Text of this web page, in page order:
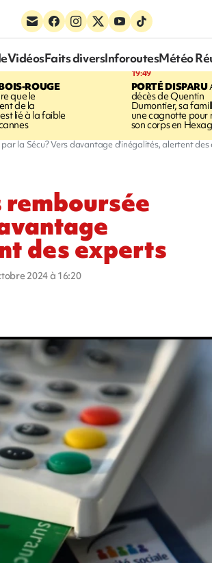
VidéosFaits diversInforoutesMétéo
ROUGE
que le
de la
lié à la faible
19:49
PORTÉ DISPARU
décès de Quentin
Dumontier, sa
une cagnotte pour
son corps en
la Sécu? Vers davantage d'inégalités, alertent des
des experts
2024 à 16:20